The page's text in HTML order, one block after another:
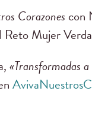
Corazones con
Mujer
«Transformadas